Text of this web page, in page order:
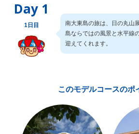
Day 1
1日目
南大東島の旅は、日の丸山
島ならではの風景と水平線
迎えてくれます。
このモデルコースのポ